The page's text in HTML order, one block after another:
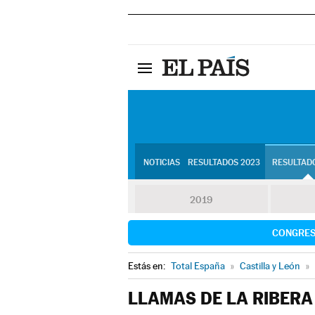
NOTICIAS RESULTADOS 2023
2019
Estás en: Total España » Castilla y León »
LLAMAS DE LA RIBERA